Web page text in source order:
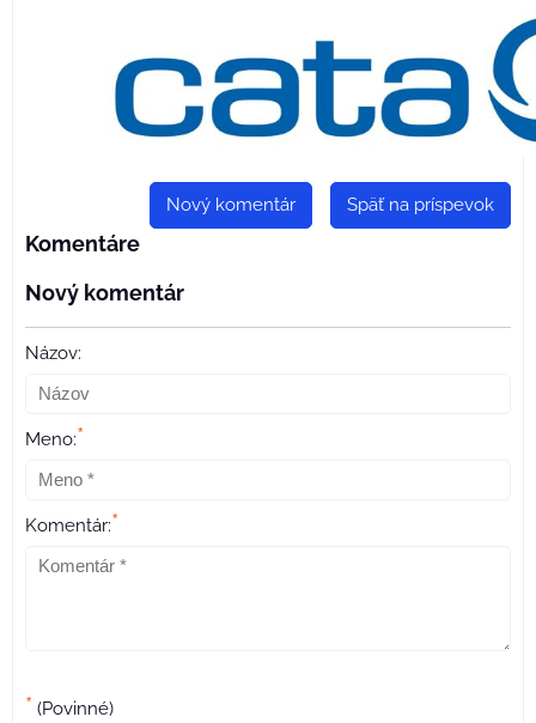
Späť na príspevok
Nový komentár
Komentáre
Nový komentár
Názov:
Meno:*
Komentár:*
* (Povinné)